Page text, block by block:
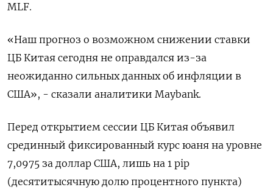
MLF.
«Наш прогноз о возможном снижении ставки
ЦБ Китая сегодня не оправдался из-за
неожиданно сильных данных об инфляции в
США», - сказали аналитики Maybank.
Перед открытием сессии ЦБ Китая объявил
срединный фиксированный курс юаня на уровне
7,0975 за доллар США, лишь на 1 pip
(десятитысячную долю процентного пункта)